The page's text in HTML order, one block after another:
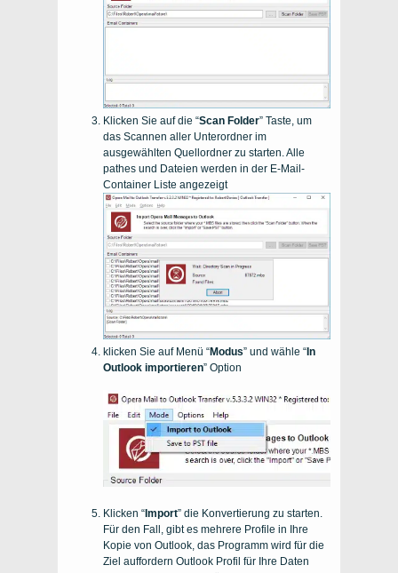
Klicken Sie auf die “Scan Folder” Taste, um
das Scannen aller Unterordner im
ausgewählten Quellordner zu starten. Alle
pathes und Dateien werden in der E-Mail-
Container Liste angezeigt
klicken Sie auf Menü “Modus” und wähle “In
Outlook importieren” Option
Klicken “ Import” die Konvertierung zu starten.
Für den Fall, gibt es mehrere Profile in Ihre
Kopie von Outlook, das Programm wird für die
Ziel auffordern Outlook Profil für Ihre Daten